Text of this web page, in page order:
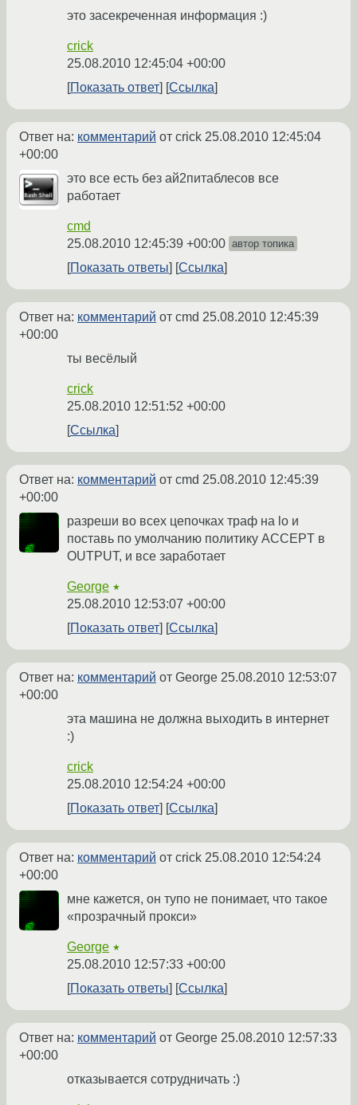
это засекреченная информация :)
crick
25.08.2010 12:45:04 +00:00
Показать ответ
Ссылка
Ответ на: комментарий от crick 25.08.2010 12:45:04
+00:00
это все есть без ай2питаблесов все
работает
cmd
25.08.2010 12:45:39 +00:00 автор топика
Показать ответы Ссылка
Ответ на: комментарий от cmd 25.08.2010 12:45:39
+00:00
ты весёлый
crick
25.08.2010 12:51:52 +00:00
Ссылка
Ответ на: комментарий от cmd 25.08.2010 12:45:39
+00:00
разреши во всех цепочках траф на lo и
поставь по умолчанию политику ACCEPT в
OUTPUT, и все заработает
George ★
25.08.2010 12:53:07 +00:00
Показать ответ
Ссылка
Ответ на: комментарий от George 25.08.2010 12:53:07
+00:00
эта машина не должна выходить в интернет
:)
crick
25.08.2010 12:54:24 +00:00
Показать ответ
Ссылка
Ответ на: комментарий от crick 25.08.2010 12:54:24
+00:00
мне кажется, он тупо не понимает, что такое
«прозрачный прокси»
George ★
25.08.2010 12:57:33 +00:00
Показать ответы
Ссылка
Ответ на: комментарий от George 25.08.2010 12:57:33
+00:00
отказывается сотрудничать :)